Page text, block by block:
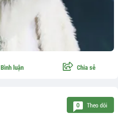
Bình luận Chia sẻ
0 Theo dõi